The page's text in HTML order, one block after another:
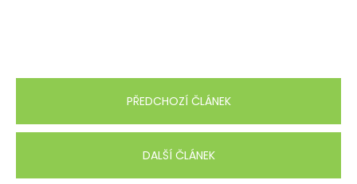
PŘEDCHOZÍ ČLÁNEK
DALŠÍ ČLÁNEK